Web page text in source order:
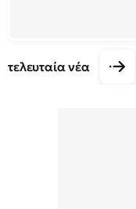
τελευταία νέα